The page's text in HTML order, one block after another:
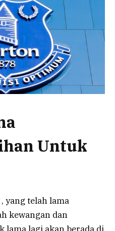
Untuk
, yang telah lama
kewangan dan